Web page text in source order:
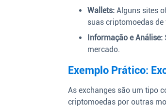
Wallets: Alguns sites
suas criptomoedas
Informação e Análise:
mercado.
Exemplo Prático:
As exchanges são um tipo
criptomoedas por outras